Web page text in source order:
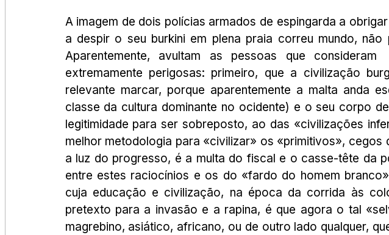
A imagem de dois polícias armados de espingarda a
a despir o seu burkini em plena praia correu mundo, não
Aparentemente, avultam as pessoas que
extremamente perigosas: primeiro, que a civilização
relevante marcar, porque aparentemente a malta anda
classe da cultura dominante no ocidente) e o seu corpo
legitimidade para ser sobreposto, ao das «civilizações
melhor metodologia para «civilizar» os «primitivos», cegos
a luz do progresso, é a multa do fiscal e o casse-tête da
entre estes raciocínios e os do «fardo do homem
cuja educação e civilização, na época da corrida às
pretexto para a invasão e a rapina, é que agora o tal
magrebino, asiático, africano, ou de outro lado qualquer,